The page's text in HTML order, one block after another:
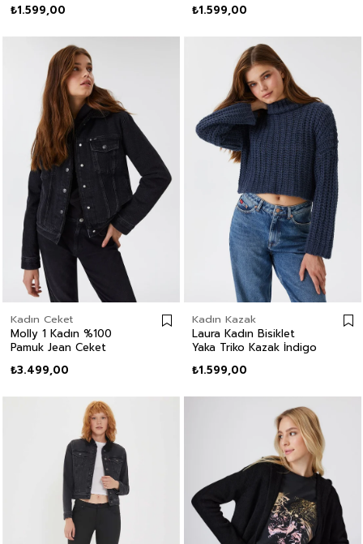
₺1.599,00
₺1.599,00
Kadın Ceket
Molly 1 Kadın %100
Pamuk Jean Ceket
₺3.499,00
Kadın Kazak
Laura Kadın Bisiklet
Yaka Triko Kazak İndigo
₺1.599,00